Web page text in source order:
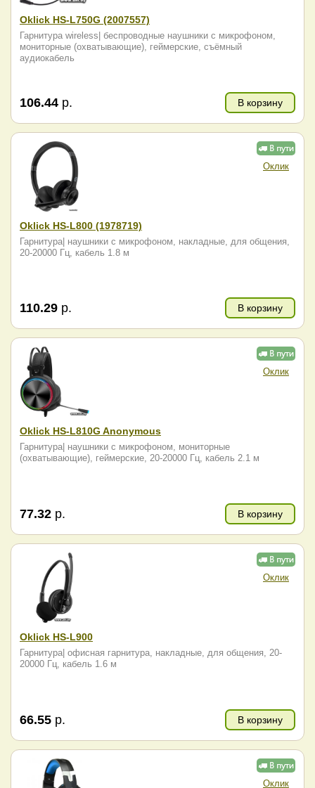
Oklick HS-L750G (2007557)
Гарнитура wireless| беспроводные наушники с микрофоном,
мониторные (охватывающие), геймерские, съёмный
аудиокабель
106.44 р. В корзину
Оклик
Oklick HS-L800 (1978719)
Гарнитура| наушники с микрофоном, накладные, для общения,
20-20000 Гц, кабель 1.8 м
110.29 р. В корзину
Оклик
Oklick HS-L810G Anonymous
Гарнитура| наушники с микрофоном, мониторные
(охватывающие), геймерские, 20-20000 Гц, кабель 2.1 м
77.32 р. В корзину
Оклик
Oklick HS-L900
Гарнитура| офисная гарнитура, накладные, для общения, 20-
20000 Гц, кабель 1.6 м
66.55 р. В корзину
Оклик